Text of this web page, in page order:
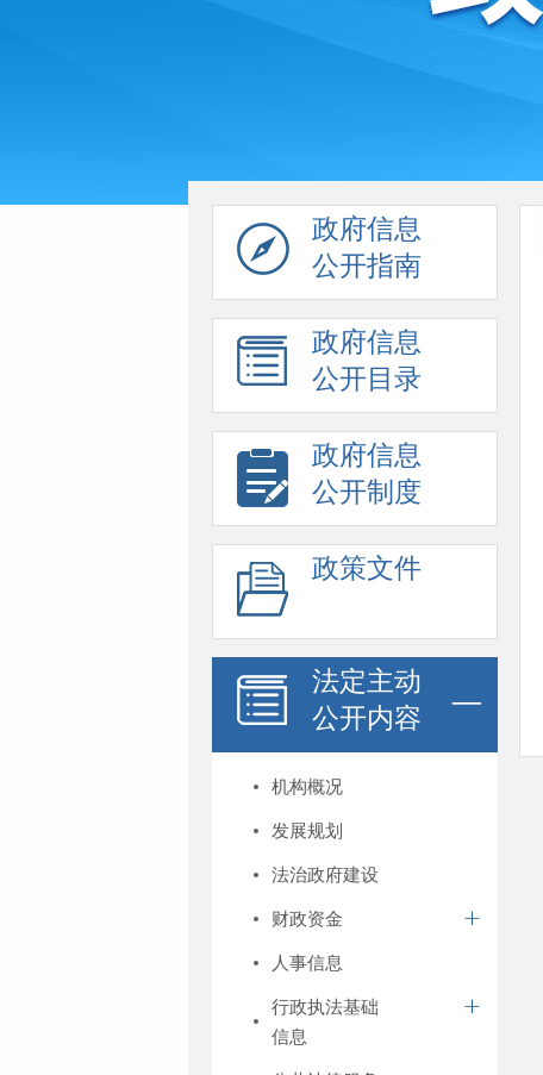
政府信息
公开指南
政府信息
公开目录
政府信息
公开制度
政策文件
法定主动
公开内容
机构概况
发展规划
法治政府建设
财政资金
人事信息
行政执法基础
信息